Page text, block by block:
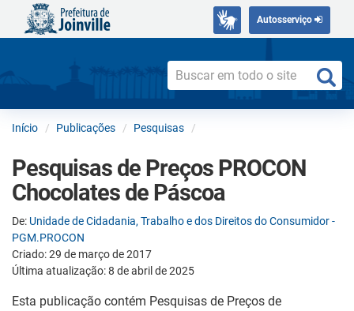
Autosserviço
Início Publicações Pesquisas
Pesquisas de Preços PROCON
Chocolates de Páscoa
De: Unidade de Cidadania, Trabalho e dos Direitos do Consumidor -
PGM.PROCON
Criado: 29 de março de 2017
Última atualização: 8 de abril de 2025
Esta publicação contém Pesquisas de Preços de